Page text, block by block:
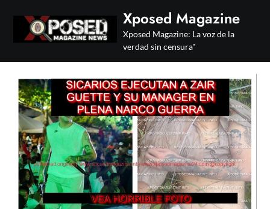
content
Xposed Magazine
Xposed Magazine: La voz de la
verdad sin censura"